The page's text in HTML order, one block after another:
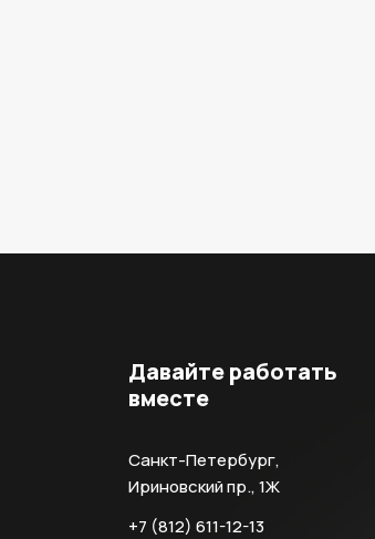
Давайте работать
вместе
Санкт-Петербург,
Ириновский пр., 1Ж
+7 (812) 611-12-13